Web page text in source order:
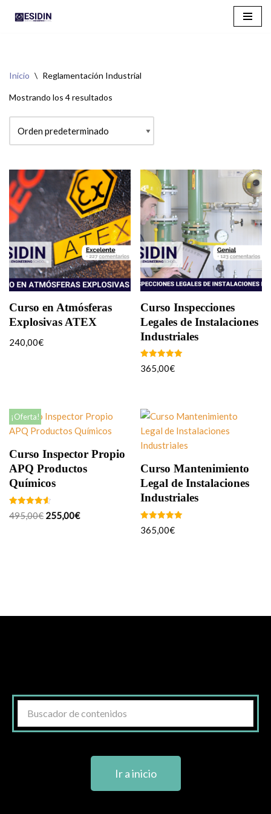
Inicio \ Reglamentación Industrial
Mostrando los 4 resultados
Curso en Atmósferas
Explosivas ATEX
240,00€
Curso Inspecciones
Legales de Instalaciones
Industriales
Valorado
con
365,00€
¡Oferta!
Curso Inspector Propio
APQ Productos
Químicos
Valorado
con
495,00€ 255,00€
Curso Mantenimiento
Legal de Instalaciones
Industriales
Valorado
con
365,00€
Ir a inicio